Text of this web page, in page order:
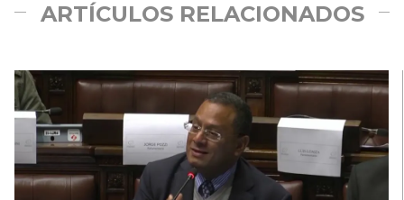
ARTÍCULOS RELACIONADOS